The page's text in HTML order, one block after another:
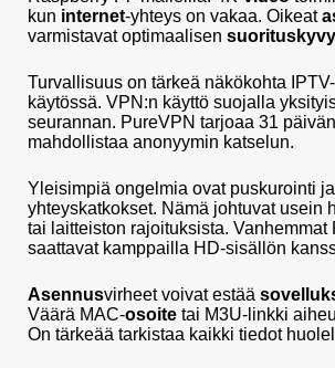
kun internet-yhteys on vakaa. Oikeat
varmistavat optimaalisen
Turvallisuus on tärkeä näkökohta IPTV-
käytössä. VPN:n käyttö suojalla
seurannan. PureVPN tarjoaa 31
mahdollistaa anonyymin katselun.
Yleisimpiä ongelmia ovat puskurointi ja
yhteyskatkokset. Nämä johtuvat usein
tai laitteiston rajoituksista. Vanhemmat
saattavat kamppailla HD-sisällön
Asennusvirheet voivat estää
Väärä MAC-osoite tai M3U-linkki
On tärkeää tarkistaa kaikki tiedot